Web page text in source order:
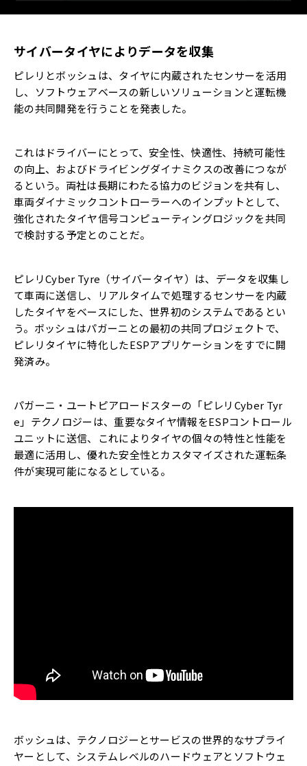
サイバータイヤによりデータを収集
ピレリとボッシュは、タイヤに内蔵されたセンサーを活用
し、ソフトウェアベースの新しいソリューションと運転機
能の共同開発を行うことを発表した。
これはドライバーにとって、安全性、快適性、持続可能性
の向上、およびドライビングダイナミクスの改善につなが
るという。両社は長期にわたる協力のビジョンを共有し、
車両ダイナミックコントローラーへのインプットとして、
強化されたタイヤ信号コンピューティングロジックを共同
で検討する予定とのことだ。
ピレリCyber Tyre（サイバータイヤ）は、データを収集し
て車両に送信し、リアルタイムで処理するセンサーを内蔵
したタイヤをベースにした、世界初のシステムであるとい
う。ボッシュはパガーニとの最初の共同プロジェクトで、
ピレリタイヤに特化したESPアプリケーションをすでに開
発済み。
パガーニ・ユートピアロードスターの「ピレリCyber Tyr
e」テクノロジーは、重要なタイヤ情報をESPコントロール
ユニットに送信、これによりタイヤの個々の特性と性能を
最適に活用し、優れた安全性とカスタマイズされた運転条
件が実現可能になるとしている。
ボッシュは、テクノロジーとサービスの世界的なサプライ
ヤーとして、システムレベルのハードウェアとソフトウェ